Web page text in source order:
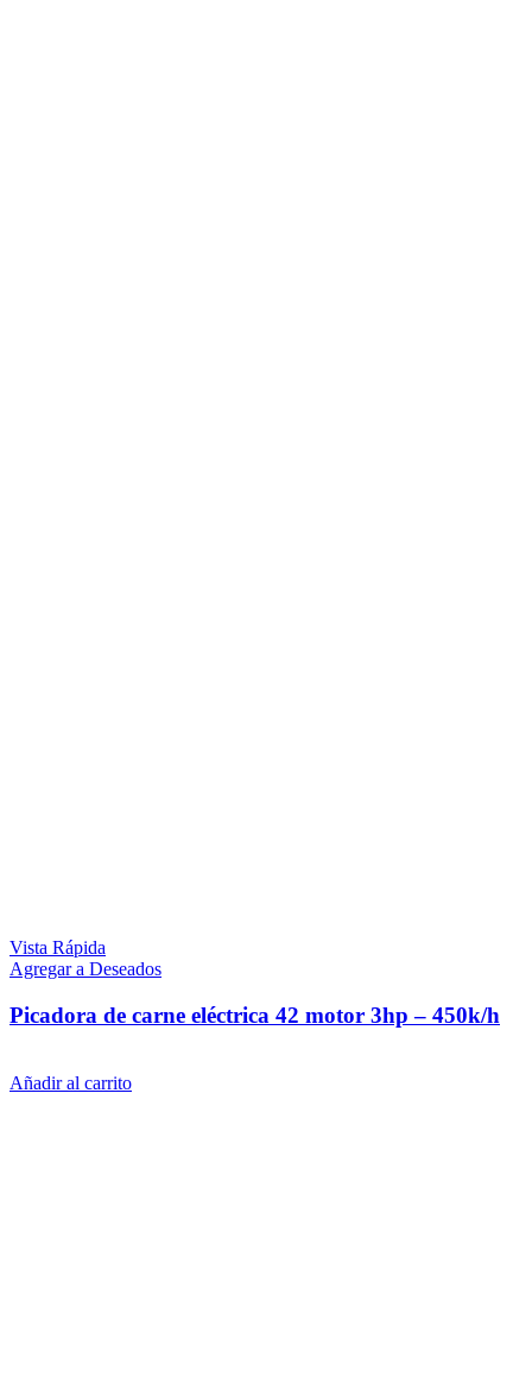
Vista Rápida
Agregar a Deseados
Picadora de carne eléctrica 42 motor 3hp – 450k/h
Añadir al carrito